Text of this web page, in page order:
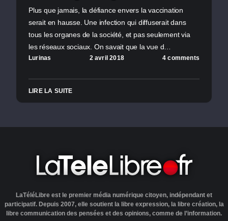
Plus que jamais, la défiance envers la vaccination
serait en hausse. Une infection qui diffuserait dans
tous les organes de la société, et pas seulement via
les réseaux sociaux. On savait que la vue d…
Lurinas 2 avril 2018 4 comments
LIRE LA SUITE
LaTéléLibre est le premier média numérique citoyen, indépendant et
participatif. Depuis 2007, elle soutient la libre expression, la libre création, la
libre communication des pensées et des opinions, comme de l’information.